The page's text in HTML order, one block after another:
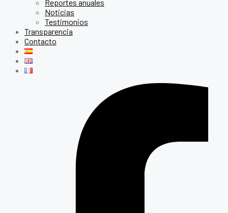
Reportes anuales
Noticias
Testimonios
Transparencia
Contacto